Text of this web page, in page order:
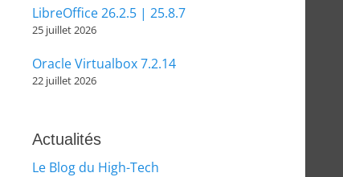
LibreOffice 26.2.5 | 25.8.7
25 juillet 2026
Oracle Virtualbox 7.2.14
22 juillet 2026
Actualités
Le Blog du High-Tech